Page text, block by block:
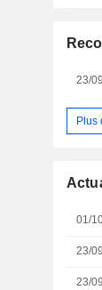
23/
Plus
01/
23/
23/